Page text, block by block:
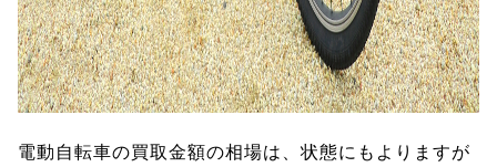
電動自転車の買取金額の相場は、状態にもよりますが